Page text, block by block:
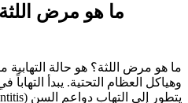
ما هو مرض
ما هو مرض اللثة؟ هو حالة التهابية